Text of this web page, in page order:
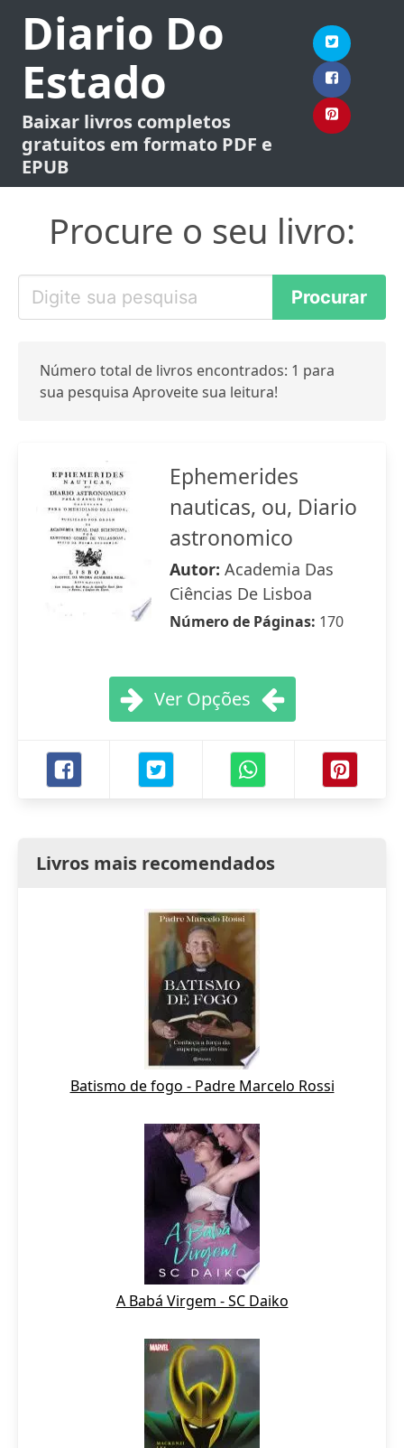
Diario Do
Estado
Baixar livros completos
gratuitos em formato PDF e
EPUB
Procure o seu livro:
Número total de livros encontrados: 1 para
sua pesquisa Aproveite sua leitura!
Ephemerides
nauticas, ou, Diario
astronomico
Autor: Academia Das
Ciências De Lisboa
Número de Páginas: 170
Ver Opções
Livros mais recomendados
Batismo de fogo - Padre Marcelo Rossi
A Babá Virgem - SC Daiko